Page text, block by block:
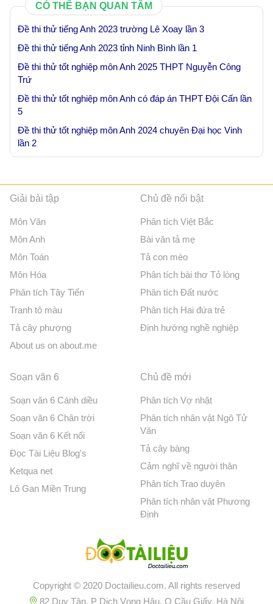
CÓ THỂ BẠN QUAN TÂM
Đề thi thử tiếng Anh 2023 trường Lê Xoay lần 3
Đề thi thử tiếng Anh 2023 tỉnh Ninh Bình lần 1
Đề thi thử tốt nghiệp môn Anh 2025 THPT Nguyễn Công
Trứ
Đề thi thử tốt nghiệp môn Anh có đáp án THPT Đội Cấn lần
5
Đề thi thử tốt nghiệp môn Anh 2024 chuyên Đại học Vinh
lần 2
Giải bài tập
Môn Văn
Môn Anh
Môn Toán
Môn Hóa
Phân tích Tây Tiến
Tranh tô màu
Tả cây phượng
About us on about.me
Chủ đề nổi bật
Phân tích Việt Bắc
Bài văn tả mẹ
Tả con mèo
Phân tích bài thơ Tỏ lòng
Phân tích Đất nước
Phân tích Hai đứa trẻ
Định hướng nghề nghiệp
Soạn văn 6
Soạn văn 6 Cánh diều
Soạn văn 6 Chân trời
Soạn văn 6 Kết nối
Đọc Tài Liệu Blog's
Ketqua net
Lô Gan Miền Trung
Chủ đề mới
Phân tích Vợ nhặt
Phân tích nhân vật Ngô Tử
Văn
Tả cây bàng
Cảm nghĩ về người thân
Phân tích Trao duyên
Phân tích nhân vật Phương
Định
Copyright © 2020 Doctailieu.com. All rights reserved
82 Duy Tân, P Dịch Vọng Hậu, Q Cầu Giấy, Hà Nội